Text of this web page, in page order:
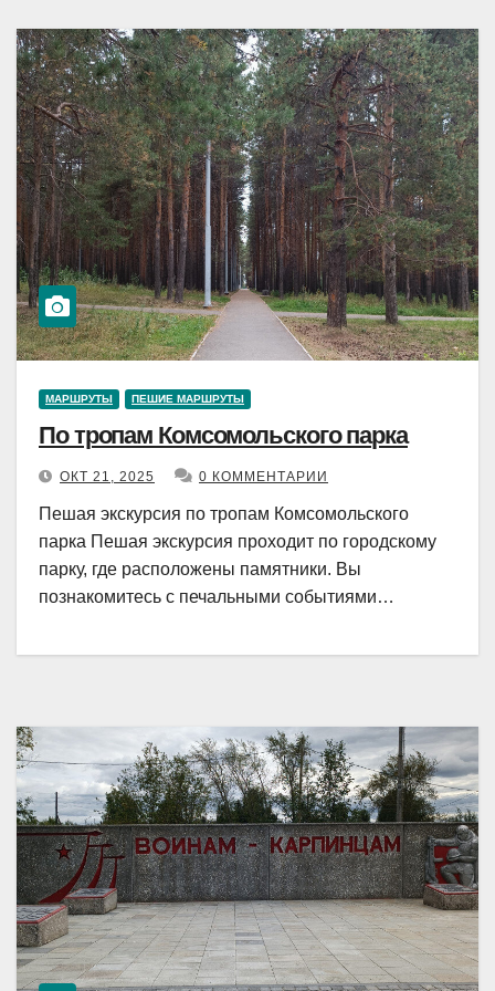
МАРШРУТЫ ПЕШИЕ МАРШРУТЫ
По тропам Комсомольского парка
ОКТ 21, 2025 0 КОММЕНТАРИИ
Пешая экскурсия по тропам Комсомольского
парка Пешая экскурсия проходит по городскому
парку, где расположены памятники. Вы
познакомитесь с печальными событиями…